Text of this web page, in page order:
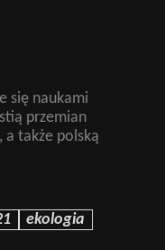
się naukami
przemian
a także polską
ekologia